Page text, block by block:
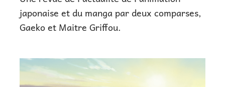
japonaise et du manga par deux comparses,
Gaeko et Maitre Griffou.